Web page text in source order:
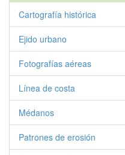
Cartografía histórica
Ejido urbano
Fotografías aéreas
Línea de costa
Médanos
Patrones de erosión